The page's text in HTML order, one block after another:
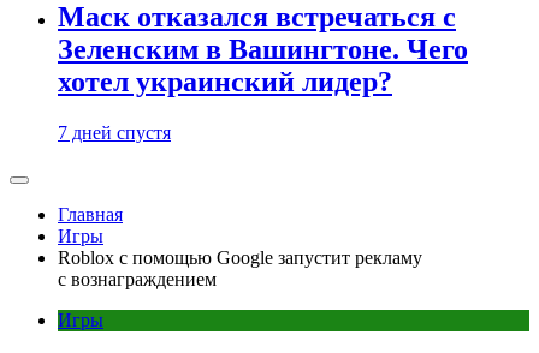
Маск отказался встречаться с
Зеленским в Вашингтоне. Чего
хотел украинский лидер?
7 дней спустя
Главная
Игры
Roblox с помощью Google запустит рекламу
с вознаграждением
Игры